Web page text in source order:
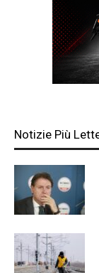
Notizie Più